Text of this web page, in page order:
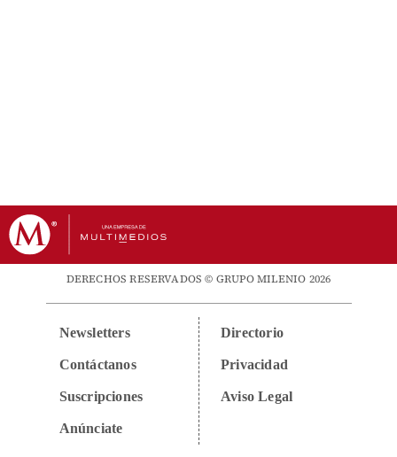
DERECHOS RESERVADOS © GRUPO MILENIO 2026
Newsletters
Contáctanos
Suscripciones
Anúnciate
Directorio
Privacidad
Aviso Legal